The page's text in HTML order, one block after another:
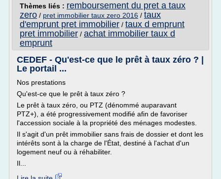
Thèmes liés : remboursement du pret a taux
zero / pret immobilier taux zero 2016 / taux
d'emprunt pret immobilier / taux d emprunt
pret immobilier / achat immobilier taux d
emprunt
CEDEF - Qu'est-ce que le prêt à taux zéro ? |
Le portail ...
Nos prestations
Qu'est-ce que le prêt à taux zéro ?
Le prêt à taux zéro, ou PTZ (dénommé auparavant
PTZ+), a été progressivement modifié afin de favoriser
l'accession sociale à la propriété des ménages modestes.
Il s'agit d'un prêt immobilier sans frais de dossier et dont les
intérêts sont à la charge de l'État, destiné à l'achat d'un
logement neuf ou à réhabiliter.
Il...